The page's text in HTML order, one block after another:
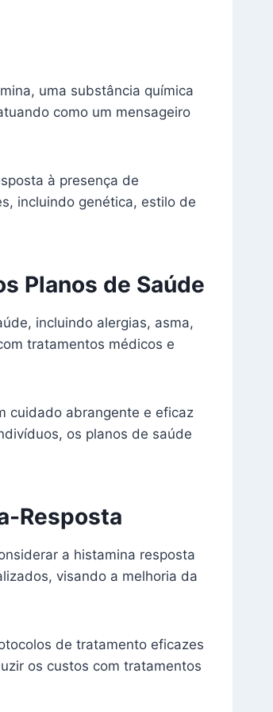
uma substância química
como um mensageiro
à presença de
incluindo genética, estilo de
Planos de Saúde
incluindo alergias, asma,
tratamentos médicos e
cuidado abrangente e eficaz
os planos de saúde
Resposta
a histamina resposta
visando a melhoria da
de tratamento eficazes
os custos com tratamentos